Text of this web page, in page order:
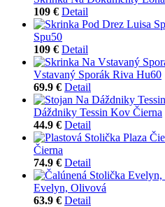
109 € Detail
Spu50
109 € Detail
Vstavaný Sporák Riva Hu60
69.9 € Detail
Dáždniky Tessin Kov Čierna
44.9 € Detail
Čierna
74.9 € Detail
Evelyn, Olivová
63.9 € Detail